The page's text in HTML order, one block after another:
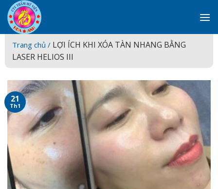
Skip
to
content
Trang chủ / LỢI ÍCH KHI XÓA TÀN NHANG BẰNG
LASER HELIOS III
21
Th1